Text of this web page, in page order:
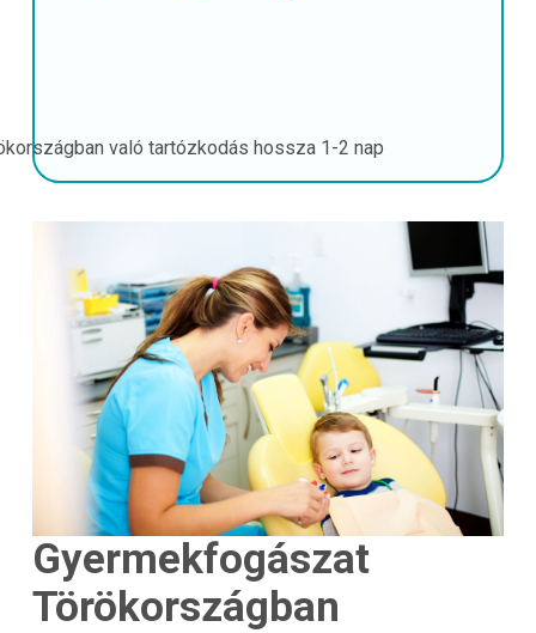
való tartózkodás hossza 1-2 nap
Gyermekfogászat
Törökországban